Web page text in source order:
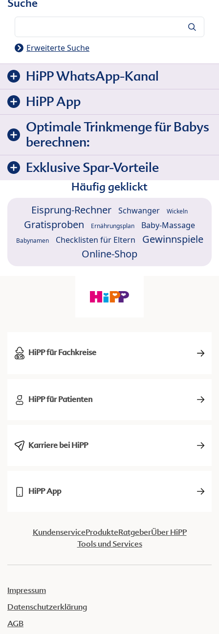
Suche
Erweiterte Suche
HiPP WhatsApp-Kanal
HiPP App
Optimale Trinkmenge für Babys
berechnen:
Exklusive Spar-Vorteile
Häufig geklickt
Eisprung-Rechner Schwanger Wickeln
Gratisproben Ernährungsplan Baby-Massage
Babynamen Checklisten für Eltern
Gewinnspiele
Online-Shop
HiPP für Fachkreise
HiPP für Patienten
Karriere bei HiPP
HiPP App
KundenserviceProdukteRatgeberÜber HiPP
Tools und Services
Impressum
Datenschutzerklärung
AGB